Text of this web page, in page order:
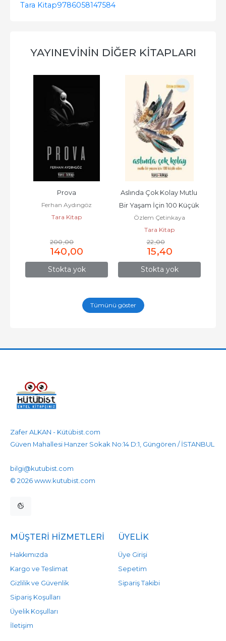
Tara Kitap9786058147584
YAYINEVININ DIĞER KITAPLARI
Stokta yok
Prova
Ferhan Aydıngöz
Tara Kitap
200,00
140,00
Stokta yok
Aslında Çok Kolay Mutlu
Bir Yaşam İçin 100 Küçük
Adım
Özlem Çetinkaya
Tara Kitap
22,00
15,40
Tümünü göster
Zafer ALKAN - Kütübist.com
Güven Mahallesi Hanzer Sokak No:14 D:1, Güngören / İSTANBUL
bilgi@kutubist.com
© 2026 www.kutubist.com
MÜŞTERI HIZMETLERI
Hakkımızda
Kargo ve Teslimat
Gizlilik ve Güvenlik
Sipariş Koşulları
Üyelik Koşulları
İletişim
ÜYELIK
Üye Girişi
Sepetim
Sipariş Takibi